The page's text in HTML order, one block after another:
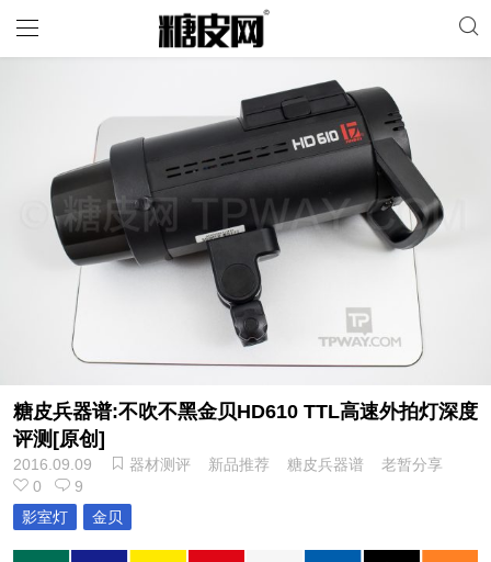
糖皮兵器谱:不吹不黑金贝HD610 TTL高速外拍灯深度
评测[原创]
2016.09.09 器材测评 新品推荐 糖皮兵器谱
老暂分享
0
9
影室灯
金贝